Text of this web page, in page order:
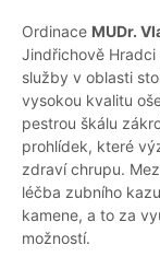
Ordinace MUDr.
Jindřichově
služby v oblasti
vysokou kvalitu
pestrou škálu
prohlídek, které
zdraví chrupu.
léčba zubního
kamene, a to za
možností.